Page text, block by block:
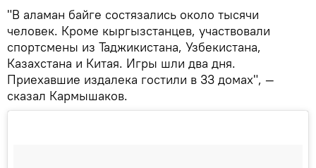
"В аламан байге состязались около тысячи
человек. Кроме кыргызстанцев, участвовали
спортсмены из Таджикистана, Узбекистана,
Казахстана и Китая. Игры шли два дня.
Приехавшие издалека гостили в 33 домах", —
сказал Кармышаков.